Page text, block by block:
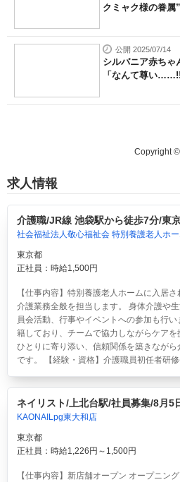
クミャク様の眷属
公開 2025/07/14
シルバニア赤ち
「なんて尊い
Copyright ©
求人情報
介護職/JR線 池袋駅から徒歩7分/東
社会福祉法人敬心福祉会 特別養護老人ホ
東京都
正社員：時給1,500円
【仕事内容】特別養護老人ホームに入居
介護業務全般を担当します。 身体介護や
員会活動、行事やイベントへの参加も行
籍しており、チームで協力しながらケア
ひとりに寄り添い、信頼関係を築きなが
です。 【経験・資格】介護職員初任者研
ネイリスト/上北台駅/社員募集/8月5
KAONAILpg東大和店
東京都
正社員：時給1,226円～1,500円
【仕事内容】新店舗オープン オープニン